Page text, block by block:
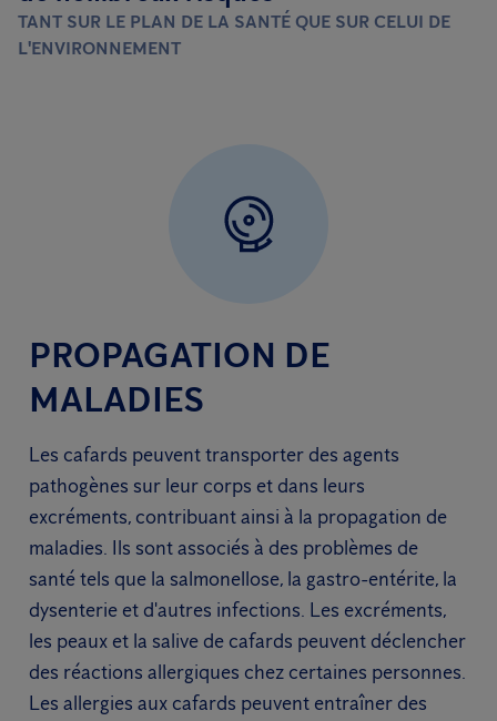
TANT SUR LE PLAN DE LA SANTÉ QUE SUR CELUI DE
L'ENVIRONNEMENT
PROPAGATION DE
MALADIES
Les cafards peuvent transporter des agents
pathogènes sur leur corps et dans leurs
excréments, contribuant ainsi à la propagation de
maladies. Ils sont associés à des problèmes de
santé tels que la salmonellose, la gastro-entérite, la
dysenterie et d'autres infections. Les excréments,
les peaux et la salive de cafards peuvent déclencher
des réactions allergiques chez certaines personnes.
Les allergies aux cafards peuvent entraîner des